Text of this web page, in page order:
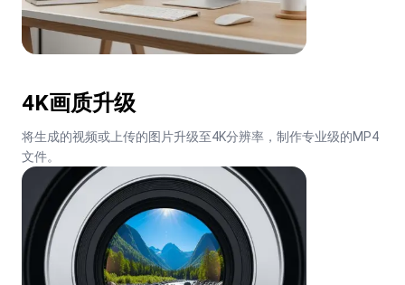
4K画质升级
将生成的视频或上传的图片升级至4K分辨率，制作专业级的MP4
文件。